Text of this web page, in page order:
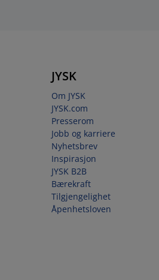
JYSK
Om JYSK
JYSK.com
Presserom
Jobb og karriere
Nyhetsbrev
Inspirasjon
JYSK B2B
Bærekraft
Tilgjengelighet
Åpenhetsloven